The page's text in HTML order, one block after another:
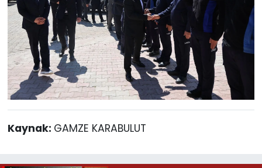
Kaynak: GAMZE KARABULUT